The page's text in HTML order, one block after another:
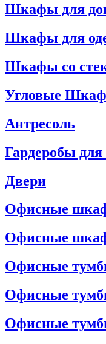
Шкафы для
Шкафы для
Шкафы со
Угловые
Антресоль
Гардеробы для
Двери
Офисные
Офисные
Офисные
Офисные
Офисные